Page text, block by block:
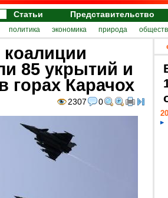
Статьи Представительство
политика экономика природа
85 укрытий и
горах Карачох
2307 0